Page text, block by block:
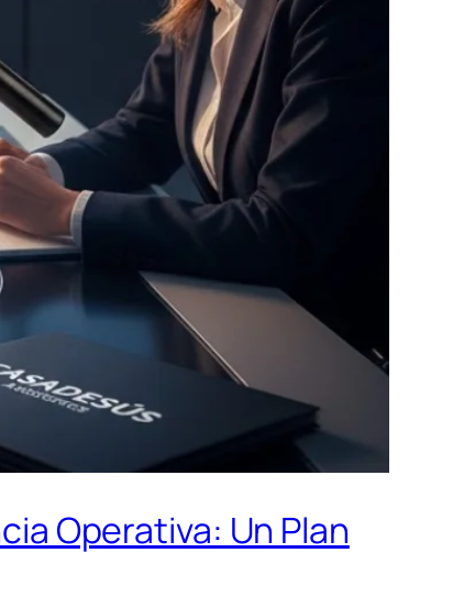
Operativa: Un Plan